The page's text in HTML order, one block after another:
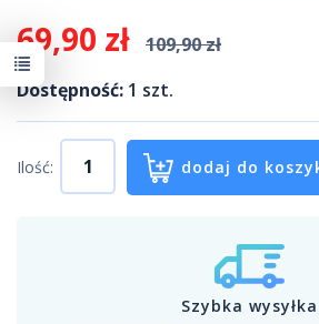
69,90 zł
109,90 zł
Dostępność: 1 szt.
Ilość: dodaj do
Szybka wysyłka